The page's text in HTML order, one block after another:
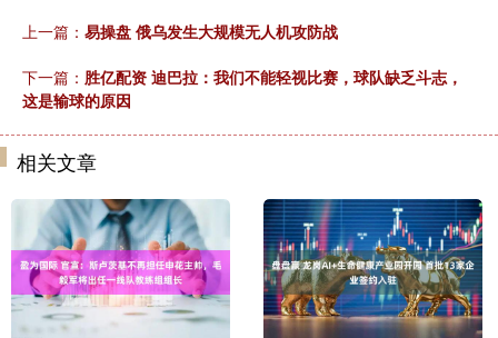
上一篇： 易操盘 俄乌发生大规模无人机攻防战
下一篇： 胜亿配资 迪巴拉：我们不能轻视比赛，球队缺乏斗志，
这是输球的原因
相关文章